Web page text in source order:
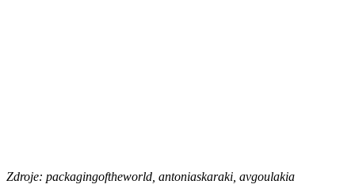
Zdroje: packagingoftheworld, antoniaskaraki, avgoulakia